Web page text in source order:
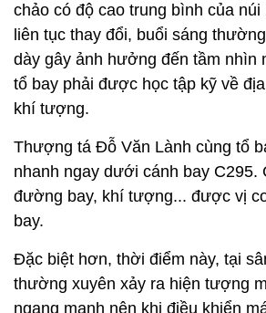
chảo có độ cao trung bình của
liên tục thay đổi, buổi sáng
dày gây ảnh hưởng đến tầm nhìn
tổ bay phải được học tập kỹ về
khí tượng.
Thượng tá Đỗ Văn Lành cùng tổ
nhanh ngay dưới cánh bay C295.
đường bay, khí tượng... được vị
bay.
Đặc biệt hơn, thời điểm này, tại
thường xuyên xảy ra hiện tượng
ngang mạnh nên khi điều khiển